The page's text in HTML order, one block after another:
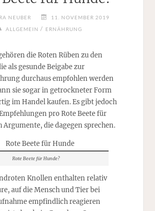
NEUBER
11. NOVEMBER 2019
ALLGEMEIN / ERNÄHRUNG
die Roten Rüben zu den
als gesunde Beigabe zur
durchaus empfohlen werden
sie sogar in getrockneter Form
im Handel kaufen. Es gibt jedoch
pro Rote Beete für
Argumente, die dagegen sprechen.
Rote Beete für Hunde?
Knollen enthalten relativ
auf die Mensch und Tier bei
empfindlich reagieren